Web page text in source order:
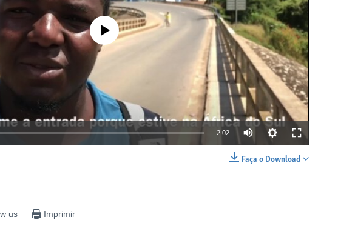
No media source currently available
2:02
Faça o Download
us Imprimir